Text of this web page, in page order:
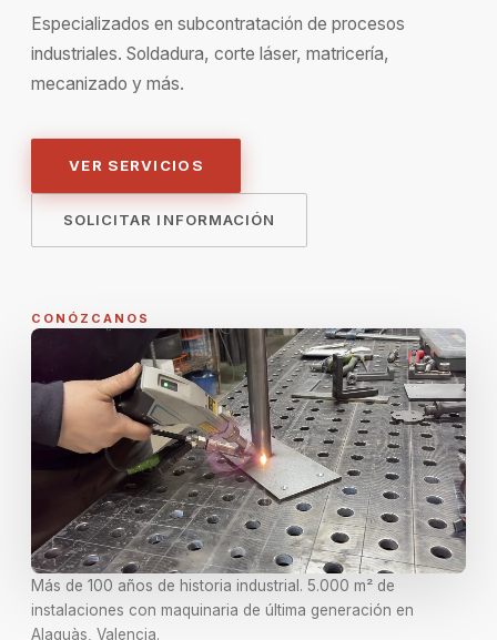
Especializados en subcontratación de procesos
industriales. Soldadura, corte láser, matricería,
mecanizado y más.
VER SERVICIOS
SOLICITAR INFORMACIÓN
CONÓZCANOS
Más de 100 años de historia industrial. 5.000 m² de
instalaciones con maquinaria de última generación en
Alaquàs, Valencia.